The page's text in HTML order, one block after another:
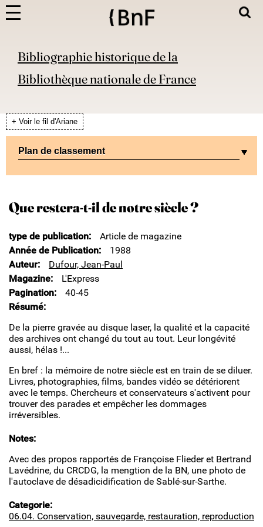
Bibliographie historique de la
Bibliothèque nationale de France
+ Voir le fil d'Ariane
Plan de classement
Que restera-t-il de notre siècle ?
type de publication
Article de magazine
Année de Publication
1988
Auteur
Dufour, Jean-Paul
Magazine
L'Express
Pagination
40-45
Résumé
De la pierre gravée au disque laser, la qualité et la capacité
des archives ont changé du tout au tout. Leur longévité
aussi, hélas !...
En bref : la mémoire de notre siècle est en train de se diluer.
Livres, photographies, films, bandes vidéo se détériorent
avec le temps. Chercheurs et conservateurs s'activent pour
trouver des parades et empêcher les dommages
irréversibles.
Notes
Avec des propos rapportés de Françoise Flieder et Bertrand
Lavédrine, du CRCDG, la mengtion de la BN, une photo de
l'autoclave de désadicidification de Sablé-sur-Sarthe.
Categorie
06.04. Conservation, sauvegarde, restauration, reproduction